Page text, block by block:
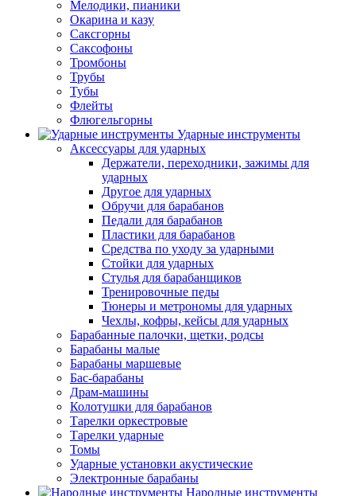
Мелодики, пианики
Окарина и казу
Саксгорны
Саксофоны
Тромбоны
Трубы
Тубы
Флейты
Флюгельгорны
Ударные инструменты
Аксессуары для ударных
Держатели, переходники, зажимы для
ударных
Другое для ударных
Обручи для барабанов
Педали для барабанов
Пластики для барабанов
Средства по уходу за ударными
Стойки для ударных
Стулья для барабанщиков
Тренировочные педы
Тюнеры и метрономы для ударных
Чехлы, кофры, кейсы для ударных
Барабанные палочки, щетки, родсы
Барабаны малые
Барабаны маршевые
Бас-барабаны
Драм-машины
Колотушки для барабанов
Тарелки оркестровые
Тарелки ударные
Томы
Ударные установки акустические
Электронные барабаны
Народные инструменты